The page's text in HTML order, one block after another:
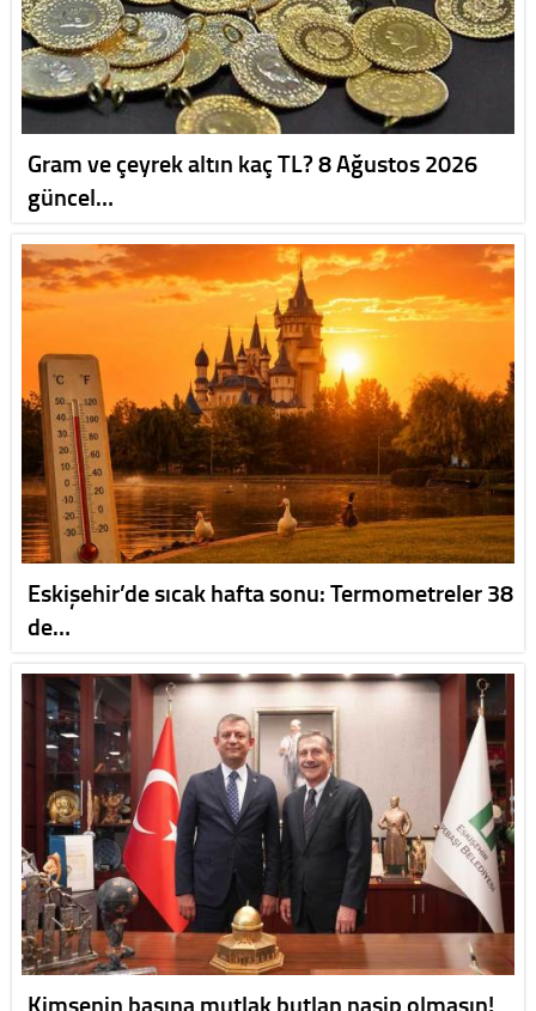
Gram ve çeyrek altın kaç TL? 8 Ağustos 2026
güncel…
Eskişehir’de sıcak hafta sonu: Termometreler 38
de…
Kimsenin başına mutlak butlan nasip olmasın!